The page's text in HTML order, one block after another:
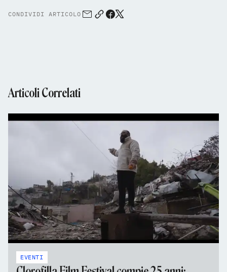
CONDIVIDI ARTICOLO
Articoli Correlati
EVENTI